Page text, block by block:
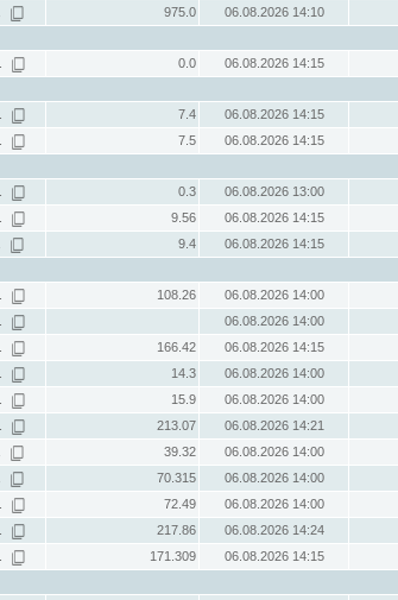
975.0
06.08.2026 14:10
0.0
06.08.2026 14:15
7.4
06.08.2026 14:15
7.5
06.08.2026 14:15
0.3
06.08.2026 13:00
9.56
06.08.2026 14:15
9.4
06.08.2026 14:15
108.26
06.08.2026 14:00
06.08.2026 14:00
166.42
06.08.2026 14:15
14.3
06.08.2026 14:00
15.9
06.08.2026 14:00
213.07
06.08.2026 14:21
39.32
06.08.2026 14:00
70.315
06.08.2026 14:00
72.49
06.08.2026 14:00
217.86
06.08.2026 14:24
171.309
06.08.2026 14:15